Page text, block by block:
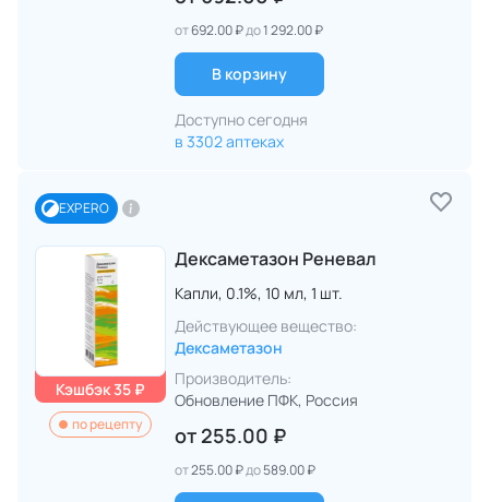
от692.00 ₽до1 292.00 ₽
В корзину
Доступно сегодня
в 3302 аптеках
EXPERO
Кэшбэк 35 ₽
по рецепту
Дексаметазон Реневал
Капли, 0.1%, 10 мл, 1 шт.
Действующее вещество:
Дексаметазон
Производитель:
Обновление ПФК, Россия
от 255.00 ₽
от255.00 ₽до589.00 ₽